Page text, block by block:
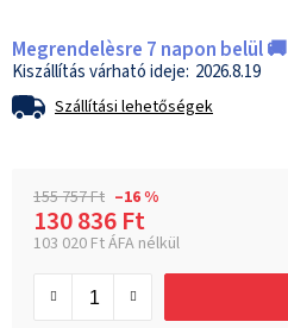
Megrendelèsre 7 napon belül 🚚
2026.8.19
Szállítási lehetőségek
155 757 Ft –16 %
130 836 Ft
103 020 Ft ÁFA nélkül